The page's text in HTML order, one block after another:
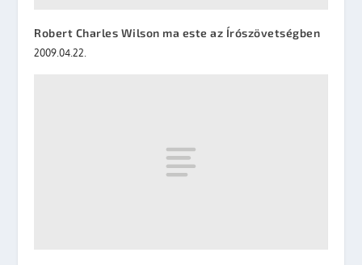
Robert Charles Wilson ma este az Írószövetségben
2009.04.22.